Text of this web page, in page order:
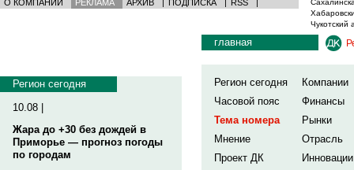
О КОМПАНИИ РЕКЛАМА АРХИВ | ПОДПИСКА | RSS |
Чукотский
Регион сегодня
10.08 |
Жара до +30 без дождей в
Приморье — прогноз погоды
по городам
главная
Регион сегодня
Компании
Часовой пояс
Финансы
Тема номера
Рынки
Мнение
Отрасль
Проект ДК
Инновации